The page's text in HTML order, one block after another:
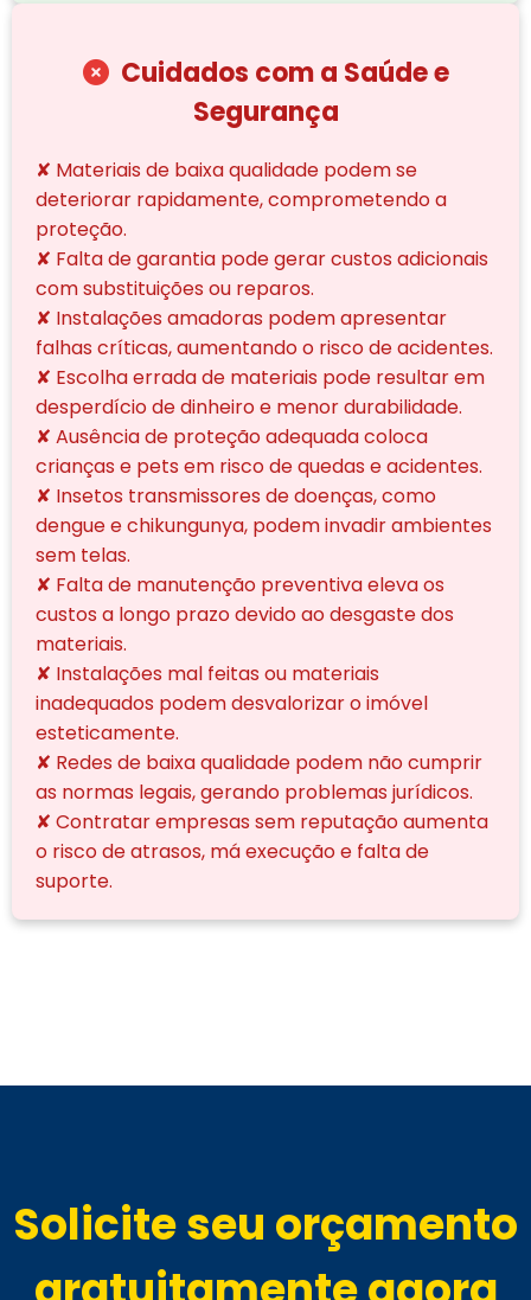
Cuidados com a Saúde e
Segurança
✘ Materiais de baixa qualidade podem se
deteriorar rapidamente, comprometendo a
proteção.
✘ Falta de garantia pode gerar custos adicionais
com substituições ou reparos.
✘ Instalações amadoras podem apresentar
falhas críticas, aumentando o risco de acidentes.
✘ Escolha errada de materiais pode resultar em
desperdício de dinheiro e menor durabilidade.
✘ Ausência de proteção adequada coloca
crianças e pets em risco de quedas e acidentes.
✘ Insetos transmissores de doenças, como
dengue e chikungunya, podem invadir ambientes
sem telas.
✘ Falta de manutenção preventiva eleva os
custos a longo prazo devido ao desgaste dos
materiais.
✘ Instalações mal feitas ou materiais
inadequados podem desvalorizar o imóvel
esteticamente.
✘ Redes de baixa qualidade podem não cumprir
as normas legais, gerando problemas jurídicos.
✘ Contratar empresas sem reputação aumenta
o risco de atrasos, má execução e falta de
suporte.
Solicite seu orçamento